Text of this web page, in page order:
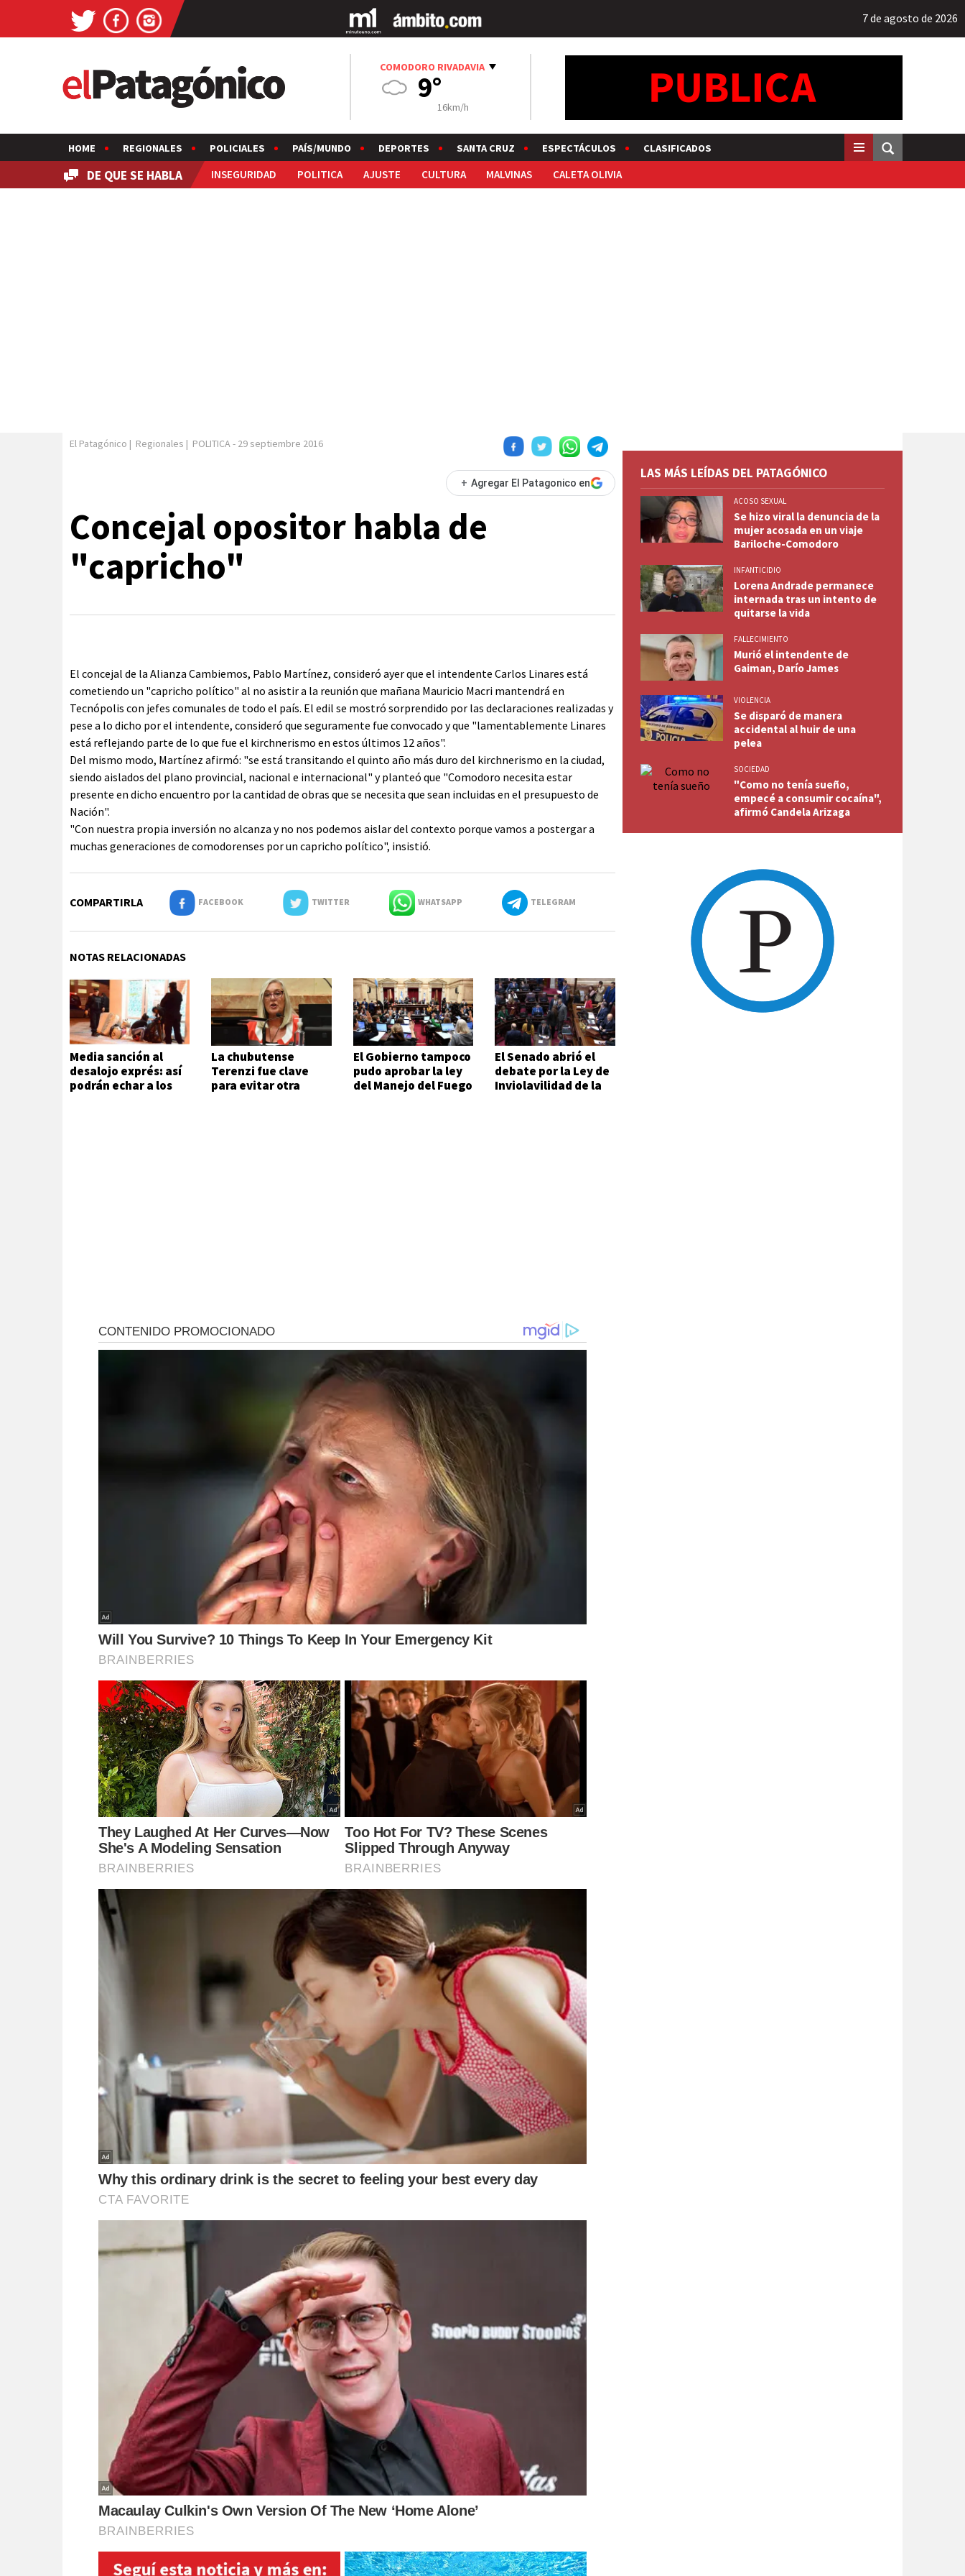
7 de agosto de 2026
COMODORO RIVADAVIA
9°
16km/h
HOME REGIONALES POLICIALES PAÍS/MUNDO DEPORTES SANTA CRUZ ESPECTÁCULOS CLASIFICADOS
DE QUE SE HABLA INSEGURIDAD POLITICA AJUSTE CULTURA MALVINAS CALETA OLIVIA
El Patagónico | Regionales | POLITICA- 29 septiembre 2016
+ Agregar El Patagonico en
Concejal opositor habla de
"capricho"
El concejal de la Alianza Cambiemos, Pablo Martínez, consideró ayer que el intendente Carlos Linares está
cometiendo un "capricho político" al no asistir a la reunión que mañana Mauricio Macri mantendrá en
Tecnópolis con jefes comunales de todo el país. El edil se mostró sorprendido por las declaraciones realizadas y
pese a lo dicho por el intendente, consideró que seguramente fue convocado y que "lamentablemente Linares
está reflejando parte de lo que fue el kirchnerismo en estos últimos 12 años".
Del mismo modo, Martínez afirmó: "se está transitando el quinto año más duro del kirchnerismo en la ciudad,
siendo aislados del plano provincial, nacional e internacional" y planteó que "Comodoro necesita estar
presente en dicho encuentro por la cantidad de obras que se necesita que sean incluidas en el presupuesto de
Nación".
"Con nuestra propia inversión no alcanza y no nos podemos aislar del contexto porque vamos a postergar a
muchas generaciones de comodorenses por un capricho político", insistió.
COMPARTIRLA FACEBOOK TWITTER WHATSAPP TELEGRAM
NOTAS RELACIONADAS
Media sanción al
desalojo exprés: así
podrán echar a los
La chubutense
Terenzi fue clave
para evitar otra
El Gobierno tampoco
pudo aprobar la ley
del Manejo del Fuego
El Senado abrió el
debate por la Ley de
Inviolavilidad de la
LAS MÁS LEÍDAS DEL PATAGÓNICO
ACOSO SEXUAL
Se hizo viral la denuncia de la
mujer acosada en un viaje
Bariloche-Comodoro
INFANTICIDIO
Lorena Andrade permanece
internada tras un intento de
quitarse la vida
FALLECIMIENTO
Murió el intendente de
Gaiman, Darío James
VIOLENCIA
Se disparó de manera
accidental al huir de una
pelea
SOCIEDAD
"Como no tenía sueño,
empecé a consumir cocaína",
afirmó Candela Arizaga